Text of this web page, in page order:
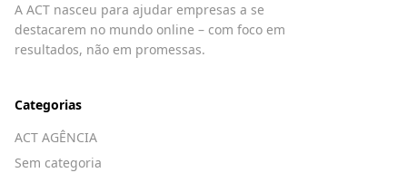
A ACT nasceu para ajudar empresas a se
destacarem no mundo online – com foco em
resultados, não em promessas.
Categorias
ACT AGÊNCIA
Sem categoria